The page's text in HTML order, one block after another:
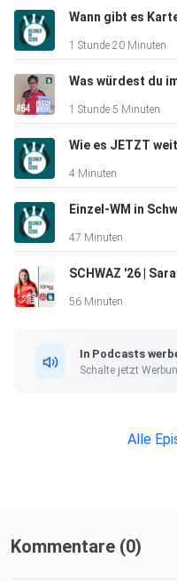
https://
89fc-613e2a7aaf6d/
Apple Podcasts:
https://
1-kegel-podcast/
1 Stunde 20 Minuten
1 Stunde 5 Minuten
Wie es JETZT
4 Minuten
Einzel-WM in
47 Minuten
56 Minuten
In Podcasts
Schalte jetzt
Alle
Kommentare (0)